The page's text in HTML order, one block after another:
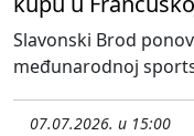
Slavonski Brod
međunarodnoj
07.07.2026. u 15:00